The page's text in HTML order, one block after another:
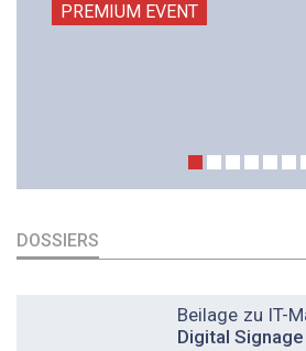
PREMIUM EVENT
DOSSIERS
Beilage zu IT-
Digital